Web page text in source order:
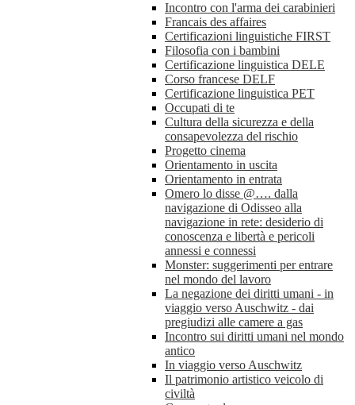
Incontro con l'arma dei carabinieri
Francais des affaires
Certificazioni linguistiche FIRST
Filosofia con i bambini
Certificazione linguistica DELE
Corso francese DELF
Certificazione linguistica PET
Occupati di te
Cultura della sicurezza e della
consapevolezza del rischio
Progetto cinema
Orientamento in uscita
Orientamento in entrata
Omero lo disse @…. dalla
navigazione di Odisseo alla
navigazione in rete: desiderio di
conoscenza e libertà e pericoli
annessi e connessi
Monster: suggerimenti per entrare
nel mondo del lavoro
La negazione dei diritti umani - in
viaggio verso Auschwitz - dai
pregiudizi alle camere a gas
Incontro sui diritti umani nel mondo
antico
In viaggio verso Auschwitz
Il patrimonio artistico veicolo di
civiltà